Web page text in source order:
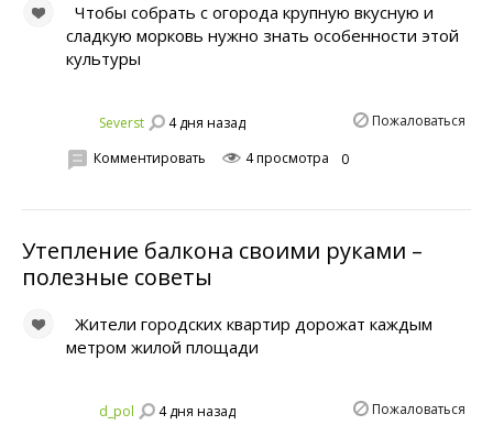
Чтобы собрать с огорода крупную вкусную и
сладкую морковь нужно знать особенности этой
культуры
Severst 4 дня назад Пожаловаться
Комментировать 4 просмотра 0
Утепление балкона своими руками –
полезные советы
Жители городских квартир дорожат каждым
метром жилой площади
d_pol 4 дня назад Пожаловаться